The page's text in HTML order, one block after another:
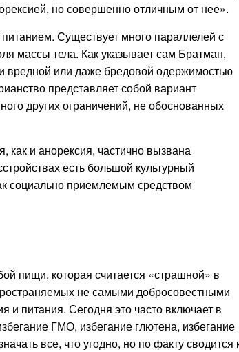
но совершенно отличным от нее».
Существует много параллелей с
массы тела. Как указывает сам Братман,
вредной или даже бредовой одержимостью
представляет собой вариант
других ограничений, не обоснованных
как и анорексия, частично вызвана
есть большой культурный
социально приемлемым средством
пищи, которая считается «страшной» в
не самыми добросовестными
и питания. Сегодня это часто включает в
ГМО, избегание глютена, избегание
все, что угодно, но по факту сводится